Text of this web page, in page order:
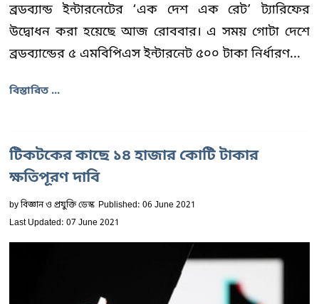
ব্রডব্যান্ড ইন্টারনেটের ‘এক দেশ এক রেট’ ট্যারিফের
উদ্বোধন করা হয়েছে আজ রোববার। এ সময় গোটা দেশে
ব্রডব্যান্ডের ৫ এমবিপিএস ইন্টারনেট ৫০০ টাকা নির্ধারণ...
বিস্তারিত ...
টিকটকের কাছে ১৪ হাজার কোটি টাকার
ক্ষতিপূরণ দাবি
byবিজ্ঞান ও প্রযুক্তি ডেস্ক Published: 06 June 2021
Last Updated: 07 June 2021